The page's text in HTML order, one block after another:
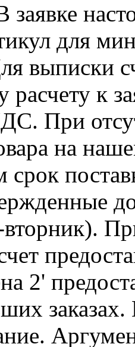
заявке
для
выписки
расчету к
При
на
2'